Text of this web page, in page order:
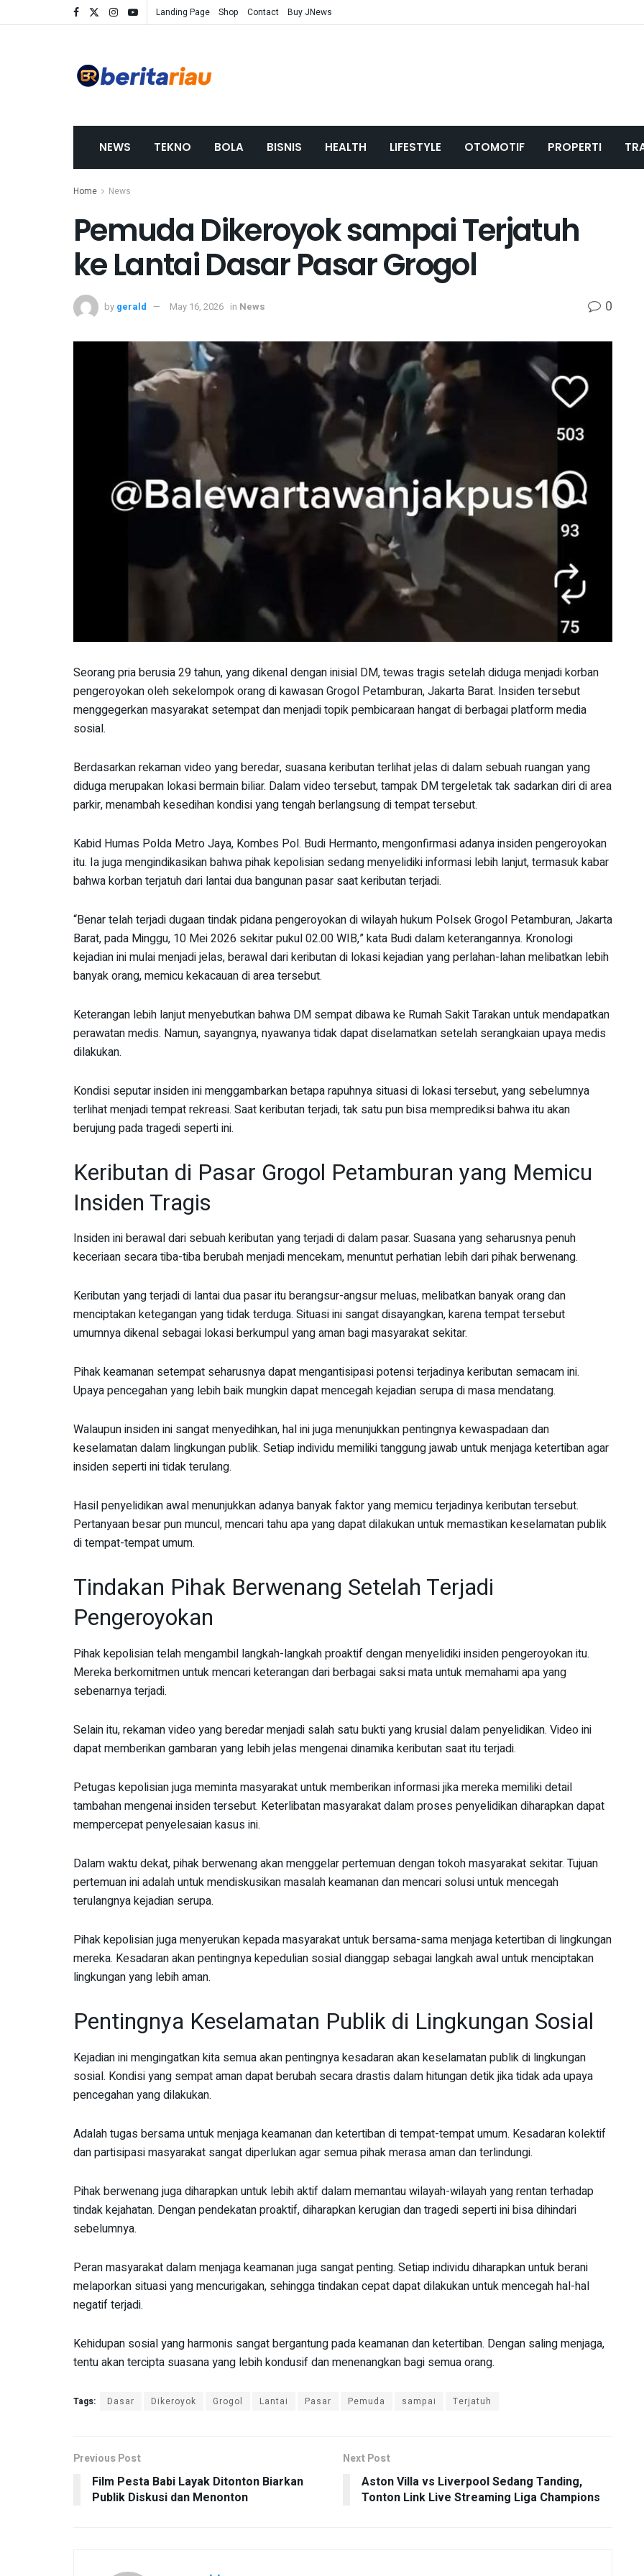
Landing Page Shop Contact Buy JNews
NEWS TEKNO BOLA BISNIS HEALTH LIFESTYLE OTOMOTIF PROPERTI
Home News
Pemuda Dikeroyok sampai Terjatuh
ke Lantai Dasar Pasar Grogol
by gerald May 16, 2026 in News 0
Seorang pria berusia 29 tahun, yang dikenal dengan inisial DM, tewas tragis setelah diduga menjadi korban
pengeroyokan oleh sekelompok orang di kawasan Grogol Petamburan, Jakarta Barat. Insiden tersebut
menggegerkan masyarakat setempat dan menjadi topik pembicaraan hangat di berbagai platform media
sosial.
Berdasarkan rekaman video yang beredar, suasana keributan terlihat jelas di dalam sebuah ruangan yang
diduga merupakan lokasi bermain biliar. Dalam video tersebut, tampak DM tergeletak tak sadarkan diri di area
parkir, menambah kesedihan kondisi yang tengah berlangsung di tempat tersebut.
Kabid Humas Polda Metro Jaya, Kombes Pol. Budi Hermanto, mengonfirmasi adanya insiden pengeroyokan
itu. Ia juga mengindikasikan bahwa pihak kepolisian sedang menyelidiki informasi lebih lanjut, termasuk kabar
bahwa korban terjatuh dari lantai dua bangunan pasar saat keributan terjadi.
“Benar telah terjadi dugaan tindak pidana pengeroyokan di wilayah hukum Polsek Grogol Petamburan, Jakarta
Barat, pada Minggu, 10 Mei 2026 sekitar pukul 02.00 WIB,” kata Budi dalam keterangannya. Kronologi
kejadian ini mulai menjadi jelas, berawal dari keributan di lokasi kejadian yang perlahan-lahan melibatkan lebih
banyak orang, memicu kekacauan di area tersebut.
Keterangan lebih lanjut menyebutkan bahwa DM sempat dibawa ke Rumah Sakit Tarakan untuk mendapatkan
perawatan medis. Namun, sayangnya, nyawanya tidak dapat diselamatkan setelah serangkaian upaya medis
dilakukan.
Kondisi seputar insiden ini menggambarkan betapa rapuhnya situasi di lokasi tersebut, yang sebelumnya
terlihat menjadi tempat rekreasi. Saat keributan terjadi, tak satu pun bisa memprediksi bahwa itu akan
berujung pada tragedi seperti ini.
Keributan di Pasar Grogol Petamburan yang Memicu
Insiden Tragis
Insiden ini berawal dari sebuah keributan yang terjadi di dalam pasar. Suasana yang seharusnya penuh
keceriaan secara tiba-tiba berubah menjadi mencekam, menuntut perhatian lebih dari pihak berwenang.
Keributan yang terjadi di lantai dua pasar itu berangsur-angsur meluas, melibatkan banyak orang dan
menciptakan ketegangan yang tidak terduga. Situasi ini sangat disayangkan, karena tempat tersebut
umumnya dikenal sebagai lokasi berkumpul yang aman bagi masyarakat sekitar.
Pihak keamanan setempat seharusnya dapat mengantisipasi potensi terjadinya keributan semacam ini.
Upaya pencegahan yang lebih baik mungkin dapat mencegah kejadian serupa di masa mendatang.
Walaupun insiden ini sangat menyedihkan, hal ini juga menunjukkan pentingnya kewaspadaan dan
keselamatan dalam lingkungan publik. Setiap individu memiliki tanggung jawab untuk menjaga ketertiban agar
insiden seperti ini tidak terulang.
Hasil penyelidikan awal menunjukkan adanya banyak faktor yang memicu terjadinya keributan tersebut.
Pertanyaan besar pun muncul, mencari tahu apa yang dapat dilakukan untuk memastikan keselamatan publik
di tempat-tempat umum.
Tindakan Pihak Berwenang Setelah Terjadi
Pengeroyokan
Pihak kepolisian telah mengambil langkah-langkah proaktif dengan menyelidiki insiden pengeroyokan itu.
Mereka berkomitmen untuk mencari keterangan dari berbagai saksi mata untuk memahami apa yang
sebenarnya terjadi.
Selain itu, rekaman video yang beredar menjadi salah satu bukti yang krusial dalam penyelidikan. Video ini
dapat memberikan gambaran yang lebih jelas mengenai dinamika keributan saat itu terjadi.
Petugas kepolisian juga meminta masyarakat untuk memberikan informasi jika mereka memiliki detail
tambahan mengenai insiden tersebut. Keterlibatan masyarakat dalam proses penyelidikan diharapkan dapat
mempercepat penyelesaian kasus ini.
Dalam waktu dekat, pihak berwenang akan menggelar pertemuan dengan tokoh masyarakat sekitar. Tujuan
pertemuan ini adalah untuk mendiskusikan masalah keamanan dan mencari solusi untuk mencegah
terulangnya kejadian serupa.
Pihak kepolisian juga menyerukan kepada masyarakat untuk bersama-sama menjaga ketertiban di lingkungan
mereka. Kesadaran akan pentingnya kepedulian sosial dianggap sebagai langkah awal untuk menciptakan
lingkungan yang lebih aman.
Pentingnya Keselamatan Publik di Lingkungan Sosial
Kejadian ini mengingatkan kita semua akan pentingnya kesadaran akan keselamatan publik di lingkungan
sosial. Kondisi yang sempat aman dapat berubah secara drastis dalam hitungan detik jika tidak ada upaya
pencegahan yang dilakukan.
Adalah tugas bersama untuk menjaga keamanan dan ketertiban di tempat-tempat umum. Kesadaran kolektif
dan partisipasi masyarakat sangat diperlukan agar semua pihak merasa aman dan terlindungi.
Pihak berwenang juga diharapkan untuk lebih aktif dalam memantau wilayah-wilayah yang rentan terhadap
tindak kejahatan. Dengan pendekatan proaktif, diharapkan kerugian dan tragedi seperti ini bisa dihindari
sebelumnya.
Peran masyarakat dalam menjaga keamanan juga sangat penting. Setiap individu diharapkan untuk berani
melaporkan situasi yang mencurigakan, sehingga tindakan cepat dapat dilakukan untuk mencegah hal-hal
negatif terjadi.
Kehidupan sosial yang harmonis sangat bergantung pada keamanan dan ketertiban. Dengan saling menjaga,
tentu akan tercipta suasana yang lebih kondusif dan menenangkan bagi semua orang.
Tags: Dasar Dikeroyok Grogol Lantai Pasar Pemuda sampai Terjatuh
Previous Post
Film Pesta Babi Layak Ditonton Biarkan
Publik Diskusi dan Menonton
Next Post
Aston Villa vs Liverpool Sedang Tanding,
Tonton Link Live Streaming Liga Champions